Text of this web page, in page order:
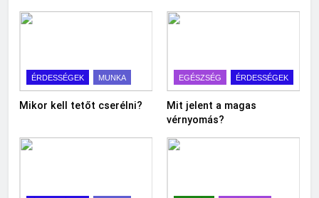
ÉRDESSÉGEK MUNKA
Mikor kell tetőt cserélni?
EGÉSZSÉG ÉRDESSÉGEK
Mit jelent a magas
vérnyomás?